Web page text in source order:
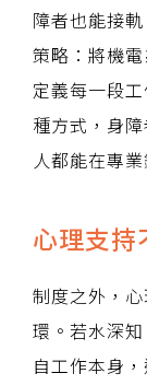
障者也能接
策略：將機
定義每一段
種方式，身
人都能在專
心理支持
制度之外，
環。若水深
自工作本身